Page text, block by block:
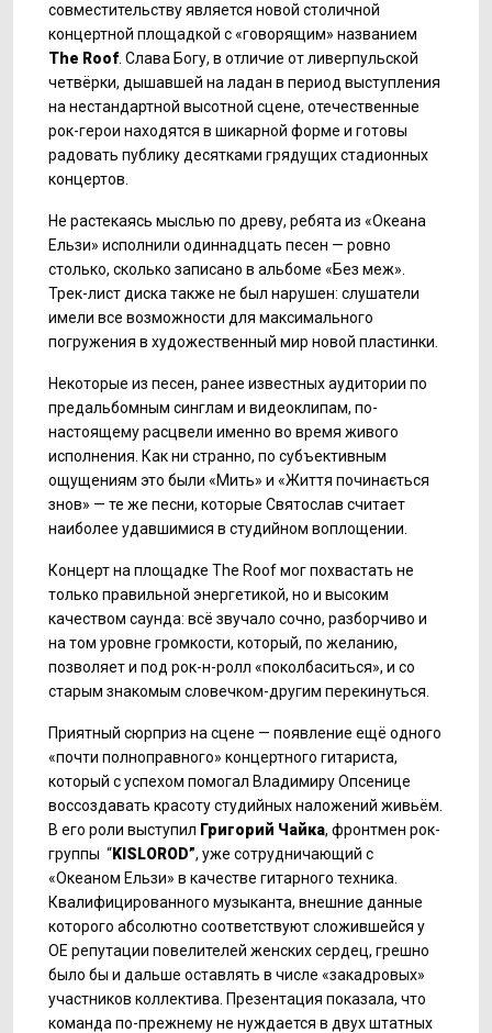
совместительству является новой столичной
концертной площадкой с «говорящим» названием
The Roof . Слава Богу, в отличие от ливерпульской
четвёрки, дышавшей на ладан в период выступления
на нестандартной высотной сцене, отечественные
рок-герои находятся в шикарной форме и готовы
радовать публику десятками грядущих стадионных
концертов.
Не растекаясь мыслью по древу, ребята из «Океана
Ельзи» исполнили одиннадцать песен — ровно
столько, сколько записано в альбоме «Без меж».
Трек-лист диска также не был нарушен: слушатели
имели все возможности для максимального
погружения в художественный мир новой пластинки.
Некоторые из песен, ранее известных аудитории по
предальбомным синглам и видеоклипам, по-
настоящему расцвели именно во время живого
исполнения. Как ни странно, по субъективным
ощущениям это были «Мить» и «Життя починається
знов» — те же песни, которые Святослав считает
наиболее удавшимися в студийном воплощении.
Концерт на площадке The Roof мог похвастать не
только правильной энергетикой, но и высоким
качеством саунда: всё звучало сочно, разборчиво и
на том уровне громкости, который, по желанию,
позволяет и под рок-н-ролл «поколбаситься», и со
старым знакомым словечком-другим перекинуться.
Приятный сюрприз на сцене — появление ещё одного
«почти полноправного» концертного гитариста,
который с успехом помогал Владимиру Опсенице
воссоздавать красоту студийных наложений живьём.
В его роли выступил Григорий Чайка, фронтмен рок-
группы “KISLOROD”, уже сотрудничающий с
«Океаном Ельзи» в качестве гитарного техника.
Квалифицированного музыканта, внешние данные
которого абсолютно соответствуют сложившейся у
ОЕ репутации повелителей женских сердец, грешно
было бы и дальше оставлять в числе «закадровых»
участников коллектива. Презентация показала, что
команда по-прежнему не нуждается в двух штатных